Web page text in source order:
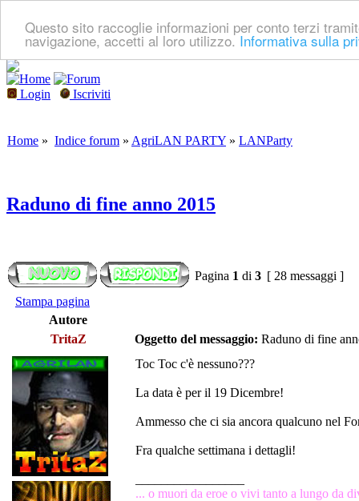
Questo sito raccoglie informazioni per conto terzi
navigazione, accetti al loro utilizzo. Informativa sulla
Login Iscriviti
Home » Indice forum » AgriLAN PARTY » LANParty
Raduno di fine anno 2015
Pagina 1 di 3 [ 28 messaggi ]
Stampa pagina
Autore
TritaZ
Oggetto del messaggio: Raduno di fine
Toc Toc c'è nessuno???
La data è per il 19 Dicembre!
Ammesso che ci sia ancora qualcuno nel
Fra qualche settimana i dettagli!
... o muori da eroe o vivi tanto a lungo da